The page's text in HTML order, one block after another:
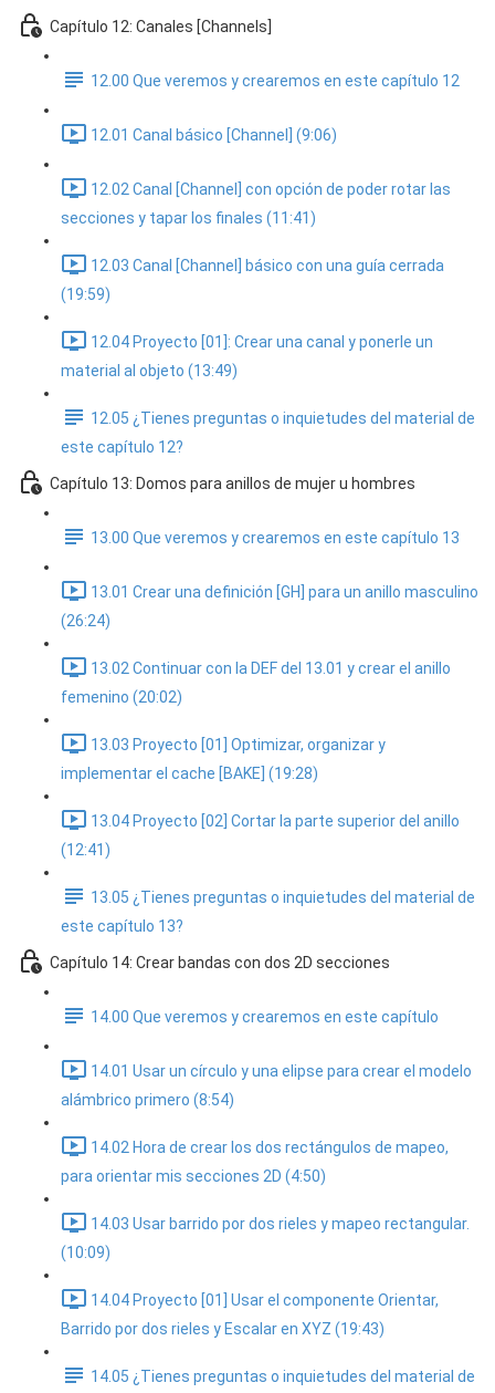
Capítulo 12: Canales [Channels]
12.00 Que veremos y crearemos en este capítulo 12
12.01 Canal básico [Channel] (9:06)
12.02 Canal [Channel] con opción de poder rotar las
secciones y tapar los finales (11:41)
12.03 Canal [Channel] básico con una guía cerrada
(19:59)
12.04 Proyecto [01]: Crear una canal y ponerle un
material al objeto (13:49)
12.05 ¿Tienes preguntas o inquietudes del material de
este capítulo 12?
Capítulo 13: Domos para anillos de mujer u hombres
13.00 Que veremos y crearemos en este capítulo 13
13.01 Crear una definición [GH] para un anillo masculino
(26:24)
13.02 Continuar con la DEF del 13.01 y crear el anillo
femenino (20:02)
13.03 Proyecto [01] Optimizar, organizar y
implementar el cache [BAKE] (19:28)
13.04 Proyecto [02] Cortar la parte superior del anillo
(12:41)
13.05 ¿Tienes preguntas o inquietudes del material de
este capítulo 13?
Capítulo 14: Crear bandas con dos 2D secciones
14.00 Que veremos y crearemos en este capítulo
14.01 Usar un círculo y una elipse para crear el modelo
alámbrico primero (8:54)
14.02 Hora de crear los dos rectángulos de mapeo,
para orientar mis secciones 2D (4:50)
14.03 Usar barrido por dos rieles y mapeo rectangular.
(10:09)
14.04 Proyecto [01] Usar el componente Orientar,
Barrido por dos rieles y Escalar en XYZ (19:43)
14.05 ¿Tienes preguntas o inquietudes del material de